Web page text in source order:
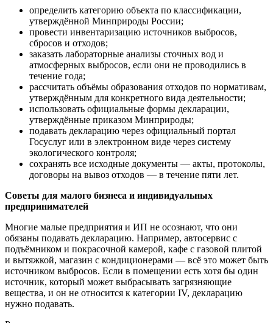
определить категорию объекта по классификации,
утверждённой Минприроды России;
провести инвентаризацию источников выбросов,
сбросов и отходов;
заказать лабораторные анализы сточных вод и
атмосферных выбросов, если они не проводились в
течение года;
рассчитать объёмы образования отходов по нормативам,
утверждённым для конкретного вида деятельности;
использовать официальные формы декларации,
утверждённые приказом Минприроды;
подавать декларацию через официальный портал
Госуслуг или в электронном виде через систему
экологического контроля;
сохранять все исходные документы — акты, протоколы,
договоры на вывоз отходов — в течение пяти лет.
Советы для малого бизнеса и индивидуальных
предпринимателей
Многие малые предприятия и ИП не осознают, что они
обязаны подавать декларацию. Например, автосервис с
подъёмником и покрасочной камерой, кафе с газовой плитой
и вытяжкой, магазин с кондиционерами — всё это может быть
источником выбросов. Если в помещении есть хотя бы один
источник, который может выбрасывать загрязняющие
вещества, и он не относится к категории IV, декларацию
нужно подавать.